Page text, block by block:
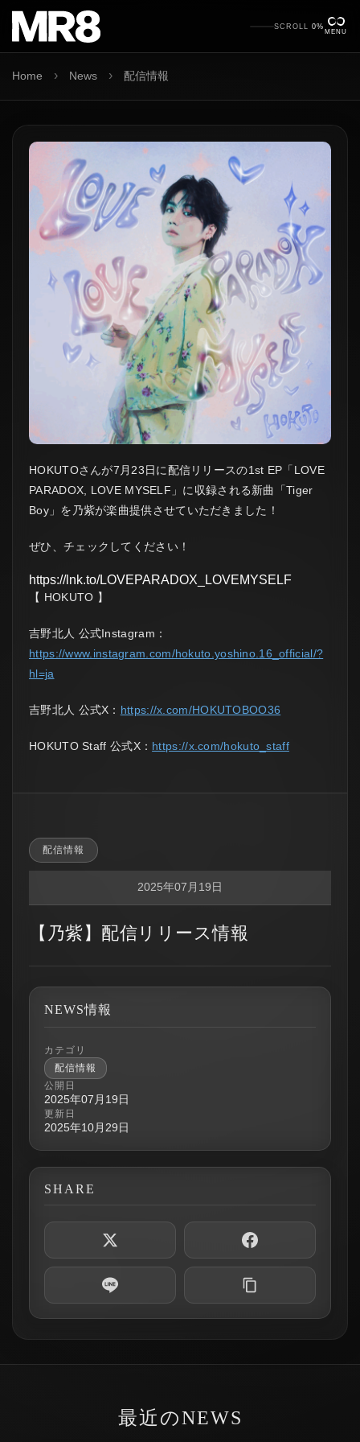
SCROLL 0%
MENU
Home › News › 配信情報
HOKUTOさんが7月23日に配信リリースの1st EP「LOVE
PARADOX, LOVE MYSELF」に収録される新曲「Tiger
Boy」を乃紫が楽曲提供させていただきました！
ぜひ、チェックしてください！
https://lnk.to/LOVEPARADOX_LOVEMYSELF
【 HOKUTO 】
吉野北人 公式Instagram：
https://www.instagram.com/hokuto.yoshino.16_official/?
hl=ja
吉野北人 公式X： https://x.com/HOKUTOBOO36
HOKUTO Staff 公式X： https://x.com/hokuto_staff
配信情報
2025年07月19日
【乃紫】配信リリース情報
NEWS情報
カテゴリ
配信情報
公開日
2025年07月19日
更新日
2025年10月29日
SHARE
最近のNEWS